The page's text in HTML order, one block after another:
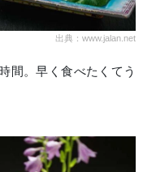
出典：www.jalan.net
間。早く食べたくてう